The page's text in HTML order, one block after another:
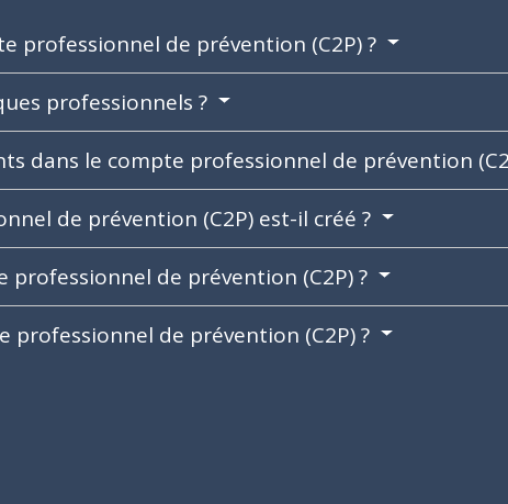
professionnel de prévention (C2P) ?
professionnels ?
dans le compte professionnel de prévention
de prévention (C2P) est-il créé ?
de prévention (C2P) ?
de prévention (C2P) ?